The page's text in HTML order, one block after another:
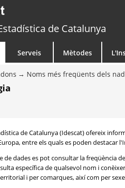
de Catalunya
Serveis Mètodes
Noms més freqüents dels
de Catalunya (Idescat) ofereix
entre els quals es poden destacar
de dades es pot consultar la freqüència
específica de qualsevol nom i
i per comarques, així com per